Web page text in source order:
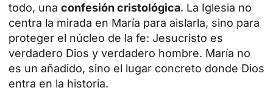
todo, una confesión cristológica. La Iglesia no
centra la mirada en María para aislarla, sino para
proteger el núcleo de la fe: Jesucristo es
verdadero Dios y verdadero hombre. María no
es un añadido, sino el lugar concreto donde Dios
entra en la historia.